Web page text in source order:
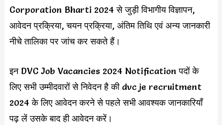
Corporation Bharti 2024 से जुड़ी विभागीय विज्ञापन,
आवेदन प्रक्रिया, चयन प्रक्रिया, अंतिम तिथि एवं अन्य जानकारी
नीचे तालिका पर जांच कर सकते हैं।
इन DVC Job Vacancies 2024 Notification पदों के
लिए सभी उम्मीदवारों से निवेदन है की dvc je recruitment
2024 के लिए आवेदन करने से पहले सभी आवश्यक जानकारियाँ
पढ़ लें उसके बाद ही आवेदन करें।